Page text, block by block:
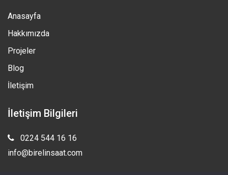
Anasayfa
Hakkımızda
Projeler
Blog
İletişim
İletişim Bilgileri
0224 544 16 16
info@birelinsaat.com